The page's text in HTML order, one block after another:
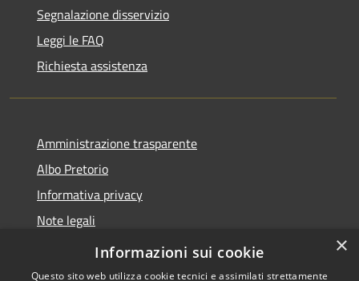
Segnalazione disservizio
Leggi le FAQ
Richiesta assistenza
Amministrazione trasparente
Albo Pretorio
Informativa privacy
Note legali
Dichiarazione di accessibilità
×
Informazioni sui cookie
Questo sito web utilizza cookie tecnici e assimilati strettamente